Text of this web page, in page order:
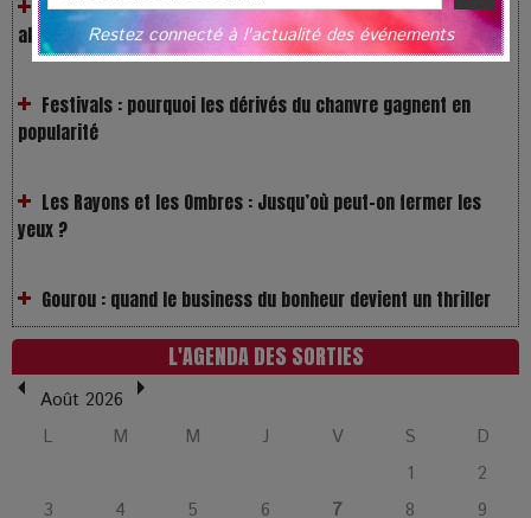
Festivals : pourquoi les dérivés du chanvre gagnent en
LOL 2.0 : aimer, grandir et se comprendre à l’ère des
réseaux
humaine
L'AGENDA DES SORTIES
Août 2026
L
M M J V S
D
1
2
3
4 5 6 7 8
9
Restez connecté à l'actualité des événements